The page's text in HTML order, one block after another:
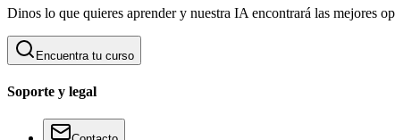
Dinos lo que quieres aprender y nuestra IA encontrará las mejores
Encuentra tu curso
Soporte y legal